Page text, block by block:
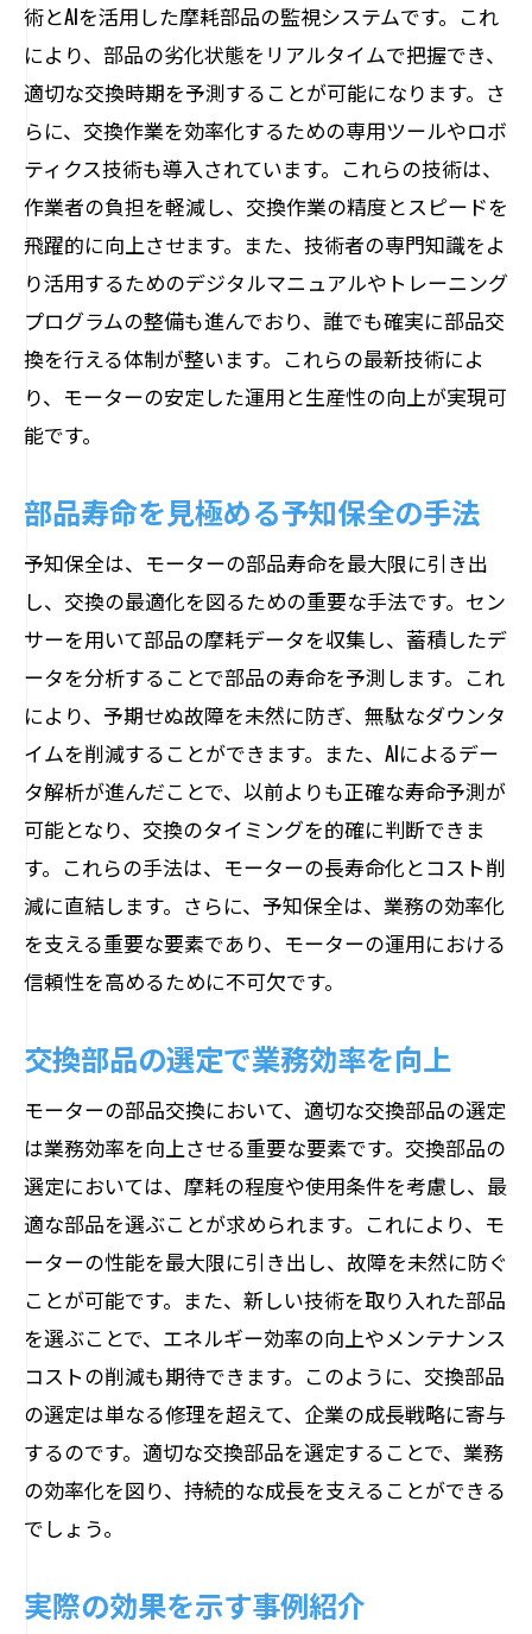
業務改善に寄与する交換のフレームワー
ク
交換によるトラブル発生を防ぐ対策
実施後の効果を測定する方法
部品交換でモーターの性能を最大限に引き出
す方法
性能向上のための部品選び
交換によるモーターのパフォーマンスア
ップ
最大性能を引き出す運用法
性能向上を実感するための評価指標
モーター部品交換でエネルギーコストを削減
する理由
節電効果を生む部品の力
エネルギーコスト削減の具体的事例
コスト削減を実現する交換のタイミング
交換がもたらすエネルギー効率化の実態
効果的なコスト管理のための交換戦略
エネルギーコスト削減のための具体的ア
クション
部品交換がモーターの故障リスクを減少させ
る仕組み
リスク管理における部品交換の重要性
交換がもたらす安全運用の実現
故障リスク低減のための交換手順
交換のタイミングが故障率に与える影響
効率的な交換で故障ゼロを目指す技術
術とAIを活用した摩耗部品の監視システムです。これ
により、部品の劣化状態をリアルタイムで把握でき、
適切な交換時期を予測することが可能になります。さ
らに、交換作業を効率化するための専用ツールやロボ
ティクス技術も導入されています。これらの技術は、
作業者の負担を軽減し、交換作業の精度とスピードを
飛躍的に向上させます。また、技術者の専門知識をよ
り活用するためのデジタルマニュアルやトレーニング
プログラムの整備も進んでおり、誰でも確実に部品交
換を行える体制が整います。これらの最新技術によ
り、モーターの安定した運用と生産性の向上が実現可
能です。
部品寿命を見極める予知保全の手法
予知保全は、モーターの部品寿命を最大限に引き出
し、交換の最適化を図るための重要な手法です。セン
サーを用いて部品の摩耗データを収集し、蓄積したデ
ータを分析することで部品の寿命を予測します。これ
により、予期せぬ故障を未然に防ぎ、無駄なダウンタ
イムを削減することができます。また、AIによるデー
タ解析が進んだことで、以前よりも正確な寿命予測が
可能となり、交換のタイミングを的確に判断できま
す。これらの手法は、モーターの長寿命化とコスト削
減に直結します。さらに、予知保全は、業務の効率化
を支える重要な要素であり、モーターの運用における
信頼性を高めるために不可欠です。
交換部品の選定で業務効率を向上
モーターの部品交換において、適切な交換部品の選定
は業務効率を向上させる重要な要素です。交換部品の
選定においては、摩耗の程度や使用条件を考慮し、最
適な部品を選ぶことが求められます。これにより、モ
ーターの性能を最大限に引き出し、故障を未然に防ぐ
ことが可能です。また、新しい技術を取り入れた部品
を選ぶことで、エネルギー効率の向上やメンテナンス
コストの削減も期待できます。このように、交換部品
の選定は単なる修理を超えて、企業の成長戦略に寄与
するのです。適切な交換部品を選定することで、業務
の効率化を図り、持続的な成長を支えることができる
でしょう。
実際の効果を示す事例紹介